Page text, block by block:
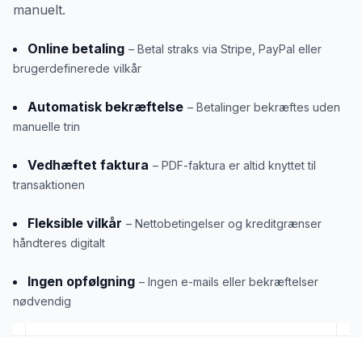
manuelt.
Online betaling – Betal straks via Stripe, PayPal eller
brugerdefinerede vilkår
Automatisk bekræftelse – Betalinger bekræftes uden
manuelle trin
Vedhæftet faktura – PDF-faktura er altid knyttet til
transaktionen
Fleksible vilkår – Nettobetingelser og kreditgrænser
håndteres digitalt
Ingen opfølgning – Ingen e-mails eller bekræftelser
nødvendig